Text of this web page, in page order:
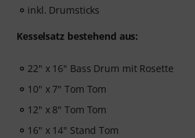
inkl. Drumsticks
Kesselsatz bestehend aus:
22" x 16" Bass Drum mit Rosette
10" x 7" Tom Tom
12" x 8" Tom Tom
16" x 14" Stand Tom